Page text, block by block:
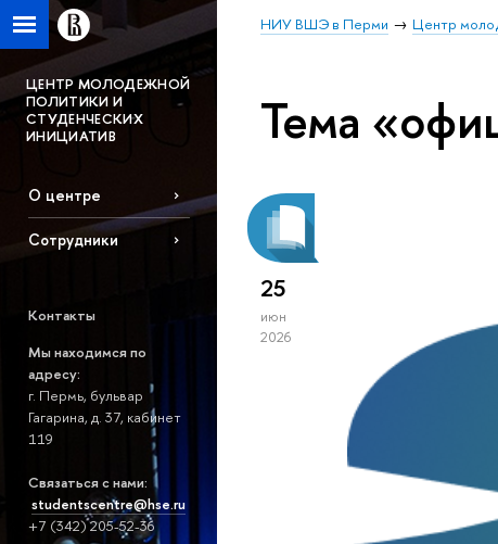
НИУ ВШЭ в Перми Центр
ЦЕНТР МОЛОДЕЖНОЙ
ПОЛИТИКИ И
СТУДЕНЧЕСКИХ
ИНИЦИАТИВ
О центре
Сотрудники
Контакты
Мы находимся по
адресу:
г. Пермь, бульвар
Гагарина, д. 37, кабинет
119
Связаться с нами:
studentscentre@hse.ru
+7 (342) 205-52-36
Тема
25
июн
2026